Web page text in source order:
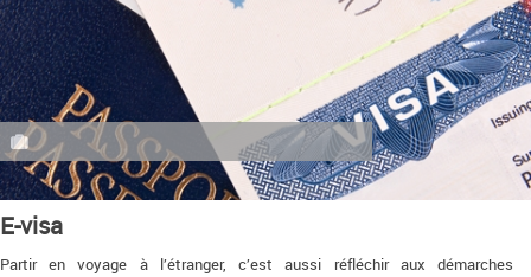
E-visa
Partir en voyage à l’étranger, c’est aussi réfléchir aux démarches